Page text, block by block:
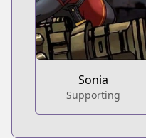
Sonia
Supporting